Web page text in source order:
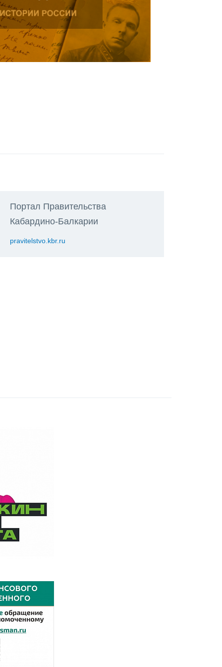
Портал Правительства
Кабардино-Балкарии
pravitelstvo.kbr.ru